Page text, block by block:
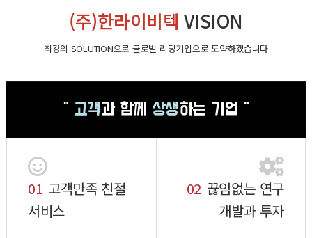
(주)한라이비텍 VISION
최강의 SOLUTION으로 글로벌 리딩기업으로 도약하겠습니다
" 고객과 함께 상생하는 기업 "
01 고객만족 친절
서비스
02 끊임없는 연구
개발과 투자